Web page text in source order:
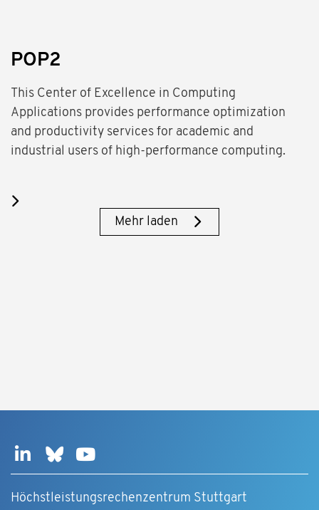
POP2
This Center of Excellence in Computing
Applications provides performance optimization
and productivity services for academic and
industrial users of high-performance computing.
Mehr laden
Höchstleistungsrechenzentrum Stuttgart